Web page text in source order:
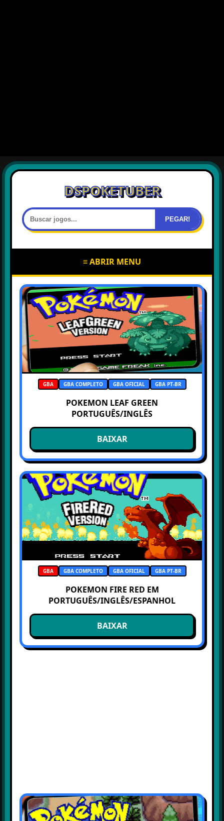
DSPOKETUBER
PEGAR!
≡ ABRIR MENU
GBA GBA COMPLETO GBA OFICIAL GBA PT-BR
POKEMON LEAF GREEN
PORTUGUÊS/INGLÊS
BAIXAR
GBA GBA COMPLETO GBA OFICIAL GBA PT-BR
POKEMON FIRE RED EM
PORTUGUÊS/INGLÊS/ESPANHOL
BAIXAR